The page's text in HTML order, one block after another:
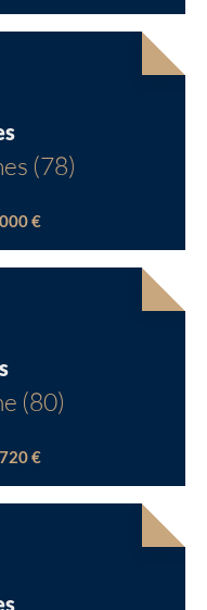
(78)
€
(80)
€